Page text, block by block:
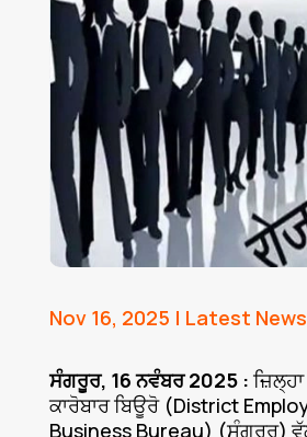
Nov 16, 2025 | Latest News
ਸੰਗਰੂਰ, 16 ਨਵੰਬਰ 2025 :
ਕਾਰੋਬਾਰ ਬਿਊਰੋ (District
Business Bureau) (ਸੰਗਰੂਰ)